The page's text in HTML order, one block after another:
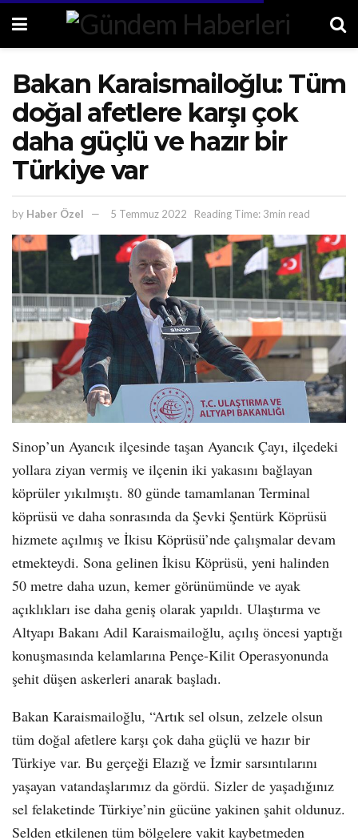
Bakan Karaismailoğlu: Tüm
doğal afetlere karşı çok
daha güçlü ve hazır bir
Türkiye var
by Haber Özel 5 Temmuz 2022 Reading Time: 3min read
Sinop’un Ayancık ilçesinde taşan Ayancık Çayı, ilçedeki
yollara ziyan vermiş ve ilçenin iki yakasını bağlayan
köprüler yıkılmıştı. 80 günde tamamlanan Terminal
köprüsü ve daha sonrasında da Şevki Şentürk Köprüsü
hizmete açılmış ve İkisu Köprüsü’nde çalışmalar devam
etmekteydi. Sona gelinen İkisu Köprüsü, yeni halinden
50 metre daha uzun, kemer görünümünde ve ayak
açıklıkları ise daha geniş olarak yapıldı. Ulaştırma ve
Altyapı Bakanı Adil Karaismailoğlu, açılış öncesi yaptığı
konuşmasında kelamlarına Pençe-Kilit Operasyonunda
şehit düşen askerleri anarak başladı.
Bakan Karaismailoğlu, “Artık sel olsun, zelzele olsun
tüm doğal afetlere karşı çok daha güçlü ve hazır bir
Türkiye var. Bu gerçeği Elazığ ve İzmir sarsıntılarını
yaşayan vatandaşlarımız da gördü. Sizler de yaşadığınız
sel felaketinde Türkiye’nin gücüne yakinen şahit oldunuz.
Selden etkilenen tüm bölgelere vakit kaybetmeden